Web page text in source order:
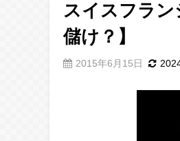
スイスフラ
儲け？】
2015年6月15日